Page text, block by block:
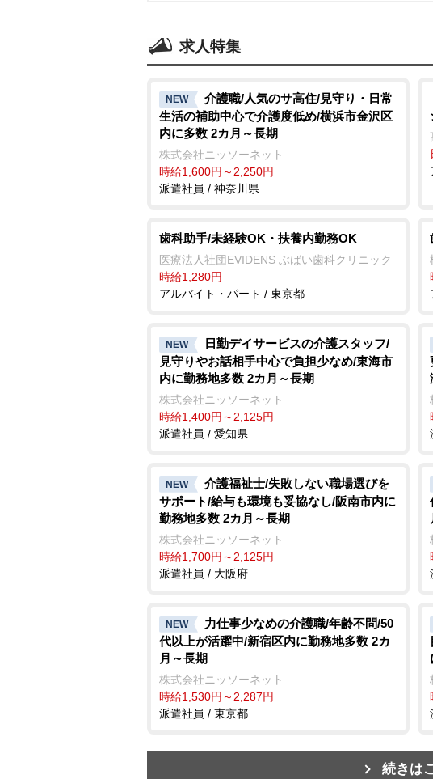
求人特集
NEW
介護職/人気のサ高住/見守り・日常
生活の補助中心で介護度低め/横浜市金沢区
内に多数 2カ月～長期
株式会社ニッソーネット
時給1,600円～2,250円
派遣社員 / 神奈川県
歯科助手/未経験OK・扶養内勤務OK
医療法人社団EVIDENS ぶばい歯科クリニック
時給1,280円
アルバイト・パート / 東京都
NEW
日勤デイサービスの介護スタッフ/
見守りやお話相手中心で負担少なめ/東海市
内に勤務地多数 2カ月～長期
株式会社ニッソーネット
時給1,400円～2,125円
派遣社員 / 愛知県
NEW
介護福祉士/失敗しない職場選びを
サポート/給与も環境も妥協なし/阪南市内に
勤務地多数 2カ月～長期
株式会社ニッソーネット
時給1,700円～2,125円
派遣社員 / 大阪府
NEW
力仕事少なめの介護職/年齢不問/50
代以上が活躍中/新宿区内に勤務地多数 2カ
月～長期
株式会社ニッソーネット
時給1,530円～2,287円
派遣社員 / 東京都
続きは